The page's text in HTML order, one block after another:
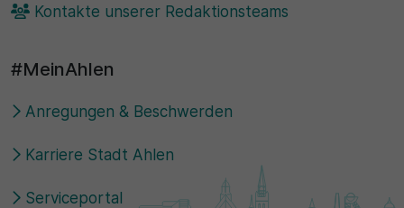
Kontakte unserer Redaktionsteams
#MeinAhlen
Anregungen & Beschwerden
Karriere Stadt Ahlen
Serviceportal